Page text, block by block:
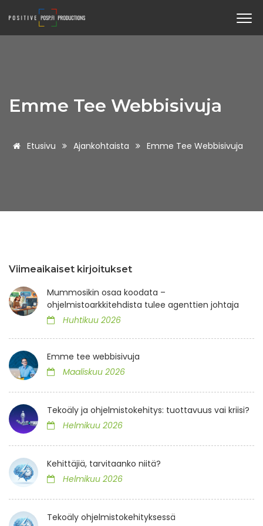
Emme Tee Webbisivuja
Etusivu Ajankohtaista Emme Tee Webbisivuja
Viimeaikaiset kirjoitukset
Mummosikin osaa koodata –
ohjelmistoarkkitehdista tulee agenttien johtaja
Huhtikuu 2026
Emme tee webbisivuja
Maaliskuu 2026
Tekoäly ja ohjelmistokehitys: tuottavuus vai kriisi?
Helmikuu 2026
Kehittäjiä, tarvitaanko niitä?
Helmikuu 2026
Tekoäly ohjelmistokehityksessä